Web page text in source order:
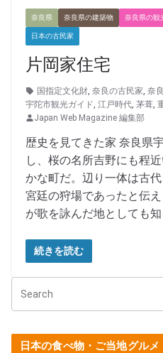
奈良県 奈良県の建築物 奈良県の観
日本の古民家
片岡家住宅
国指定文化財, 奈良の古民家, 奈
宇陀市観光ガイド, 江戸時代, 茅葺,
Japan Web Magazine 編集部
歴史を見てきた家 奈良県
し、桜の名所吉野にも程
かな町だ。辺り一体は古
宮廷の狩場であったと伝
が歌を詠んだ地としても
続きを読む
日本の食べ物・ご当地グルメ